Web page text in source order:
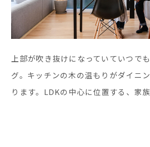
上部が吹き抜けになっていていつで
グ。キッチンの木の温もりがダイニ
ります。LDKの中心に位置する、家